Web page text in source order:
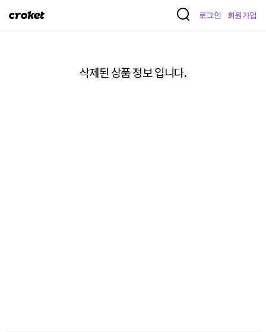
크
로그인 회원가입
삭제된 상품 정보 입니다.